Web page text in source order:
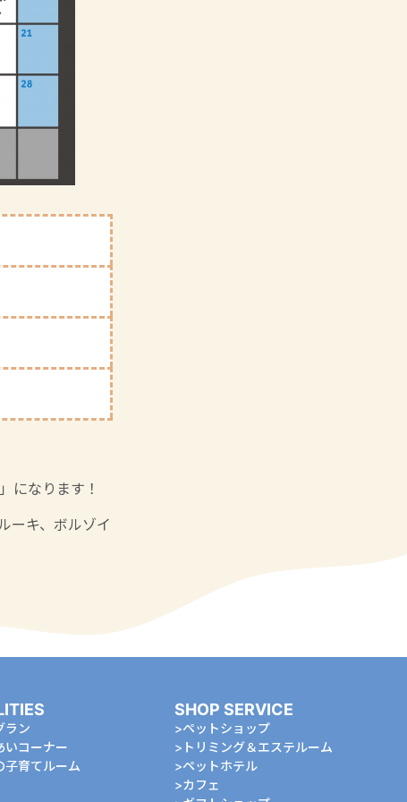
になります！
ーキ、ボルゾイ
ラン
いコーナー
⼦育てルーム
SHOP SERVICE
ペットショップ
トリミング＆エステルーム
ペットホテル
カフェ